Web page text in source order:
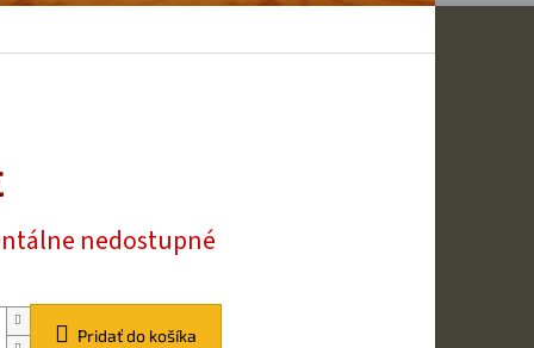
nedostupné
Pridať do košíka